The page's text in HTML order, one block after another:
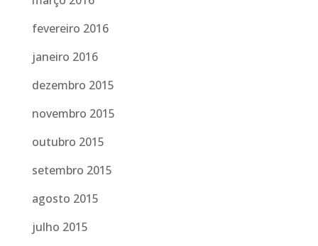
fevereiro 2016
janeiro 2016
dezembro 2015
novembro 2015
outubro 2015
setembro 2015
agosto 2015
julho 2015